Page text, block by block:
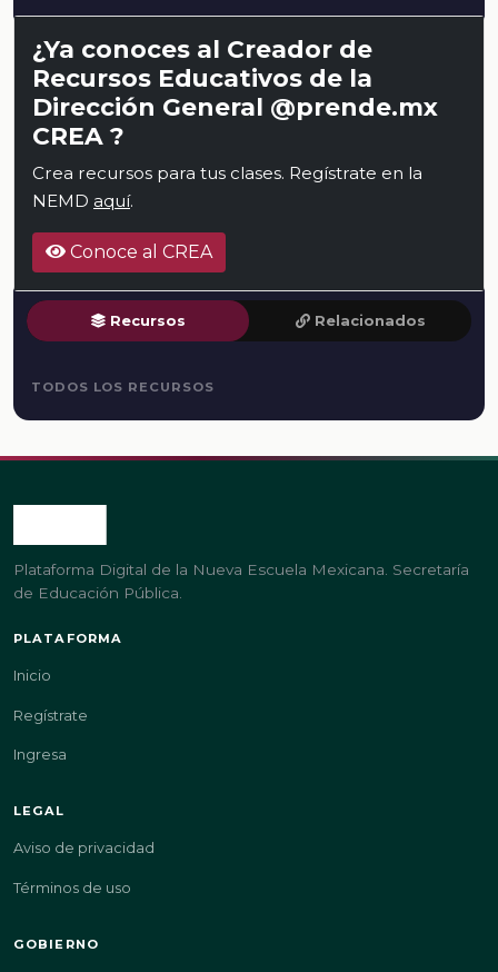
¿Ya conoces al Creador de
Recursos Educativos de la
Dirección General @prende.mx
CREA ?
Crea recursos para tus clases. Regístrate en la
NEMD aquí.
Conoce al CREA
Recursos Relacionados
TODOS LOS RECURSOS
Plataforma Digital de la Nueva Escuela Mexicana. Secretaría
de Educación Pública.
PLATAFORMA
Inicio
Regístrate
Ingresa
LEGAL
Aviso de privacidad
Términos de uso
GOBIERNO